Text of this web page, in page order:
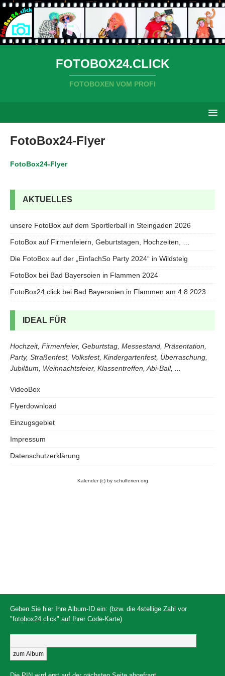
FOTOBOX24.CLICK
FOTOBOXEN VOM PROFI
FotoBox24-Flyer
FotoBox24-Flyer
AKTUELLES
unsere FotoBox auf dem Sportlerball in Steingaden 2026
FotoBox auf Firmenfeiern, Geburtstagen, Hochzeiten, …
Die FotoBox auf der „EinfachSo Party 2024“ in Wildsteig
FotoBox bei Bad Bayersoien in Flammen 2024
FotoBox24.click bei Bad Bayersoien in Flammen am 4.8.2023
IDEAL FÜR
Hochzeit, Firmenfeier, Geburtstag, Messestand, Präsentation,
Party, Straßenfest, Volksfest, Kindergartenfest, Überraschung,
Jubiläum, Weihnachtsfeier, Klassentreffen, Abi-Ball, ...
VideoBox
Flyerdownload
Einzugsgebiet
Impressum
Datenschutzerklärung
Kalender(c) by schulferien.org
Geben Sie hier Ihre Album-ID ein: (bzw. die 4stellige Zahl vor
"fotobox24.click" auf Ihrer Code-Karte)